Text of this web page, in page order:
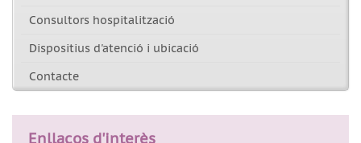
Consultors hospitalització
Dispositius d'atenció i ubicació
Contacte
Enllaços d'interès